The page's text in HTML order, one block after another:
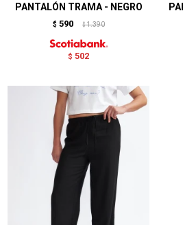
PANTALÓN TRAMA - NEGRO
$ 590 $ 1.390
$ 502